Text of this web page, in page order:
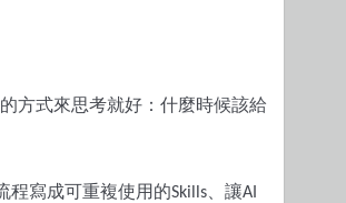
方式來思考就好：什麼時候該給
程寫成可重複使用的Skills 、讓AI